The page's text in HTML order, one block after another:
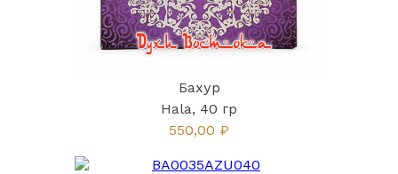
Бахур
Hala, 40 гр
550,00 ₽